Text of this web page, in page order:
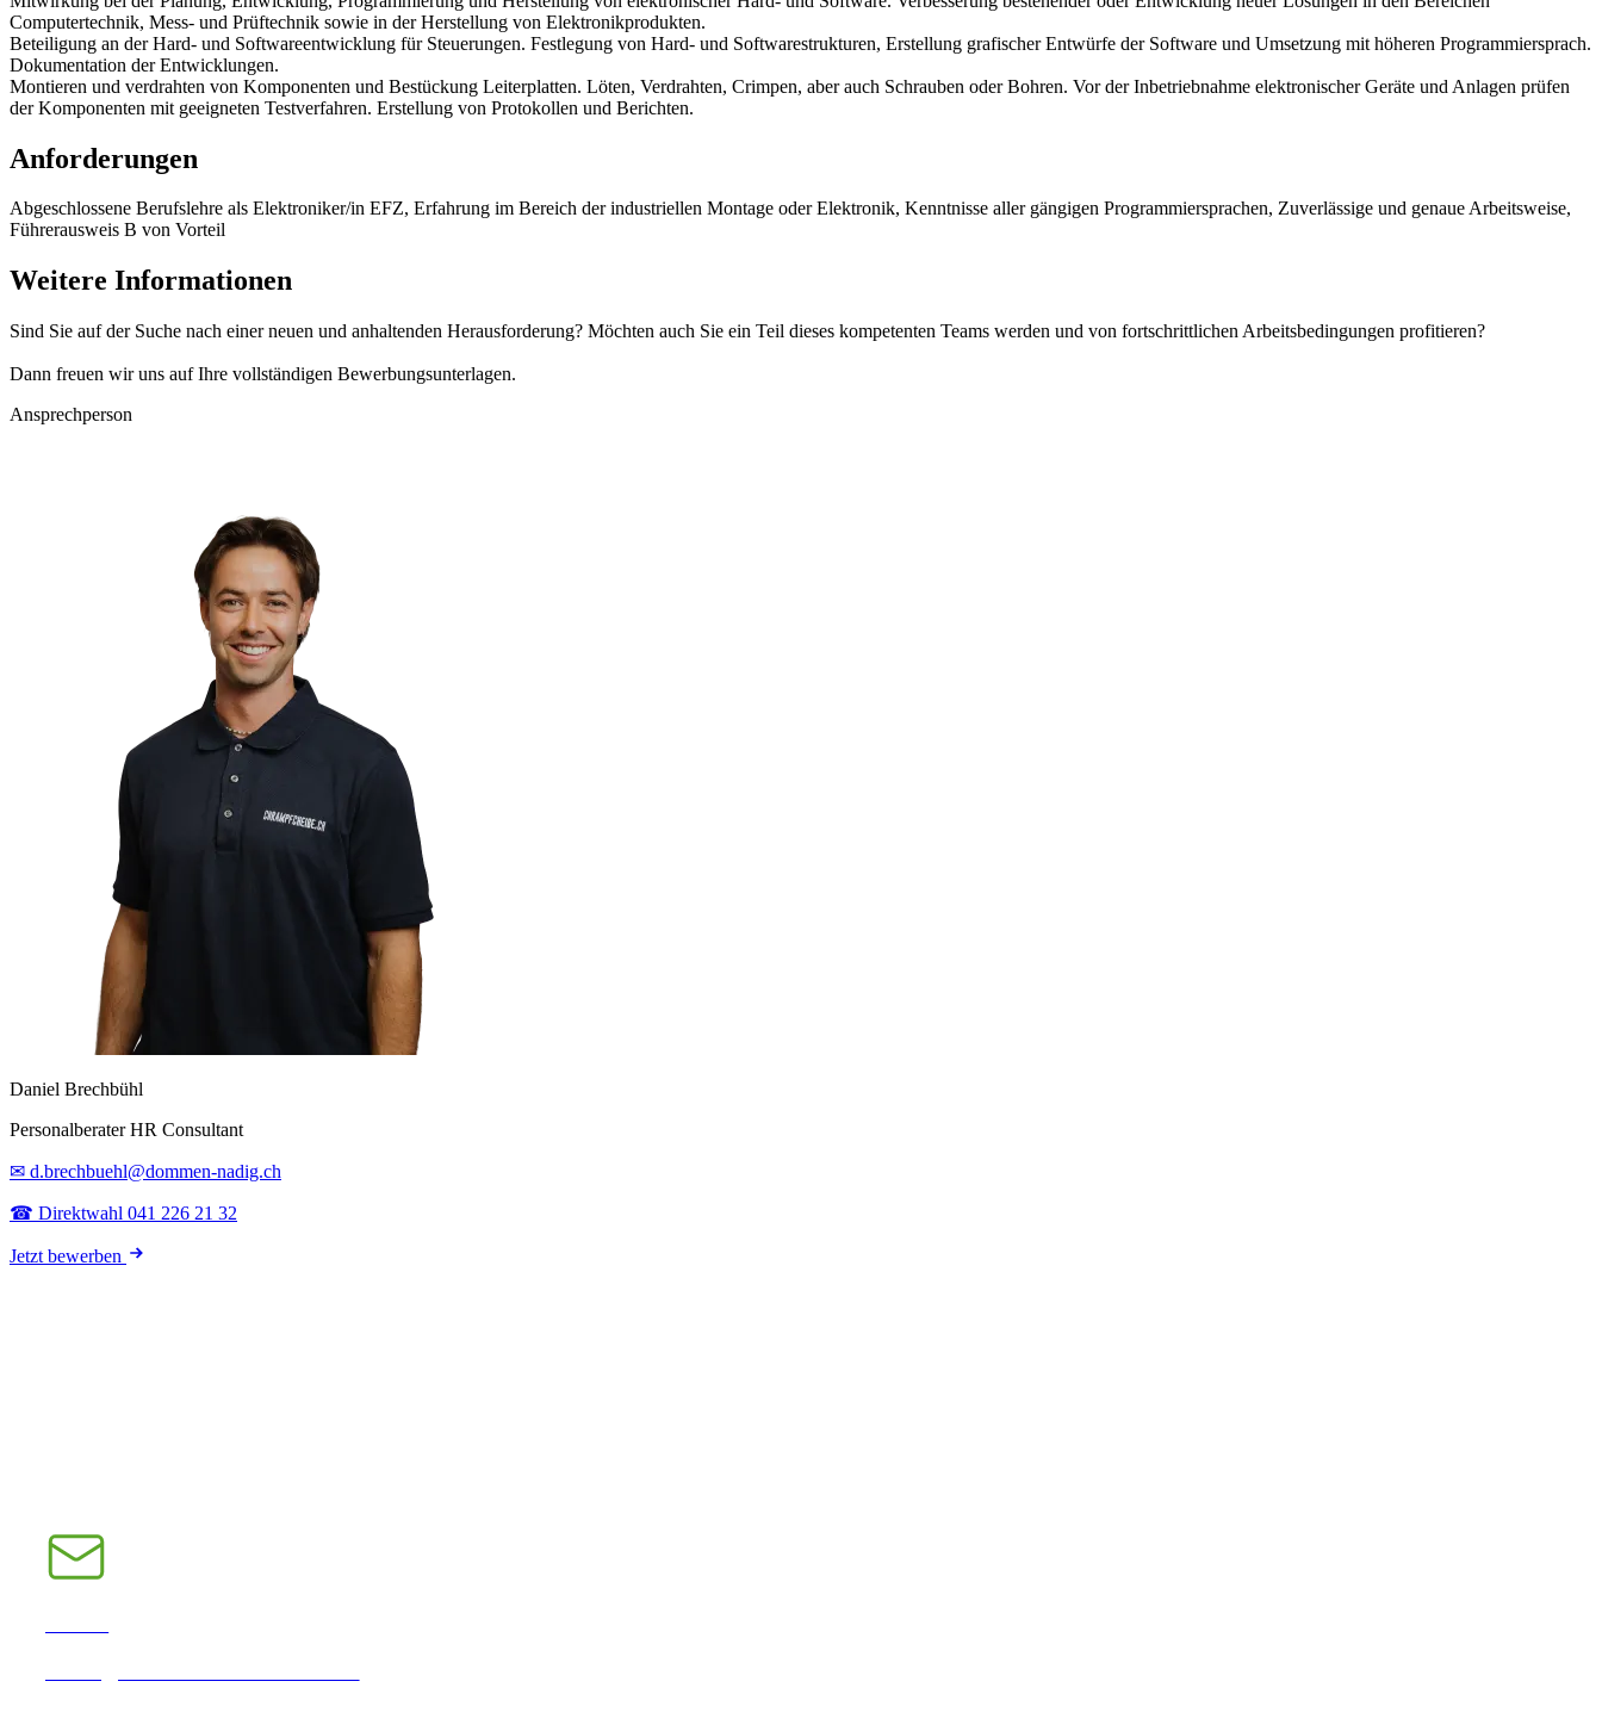
Computertechnik, Mess- und Prüftechnik sowie in der Herstellung von Elektronikprodukten.
Beteiligung an der Hard- und Softwareentwicklung für Steuerungen. Festlegung von Hard- und Softwarestrukturen, Erstellung grafischer Entwürfe der Software und Umsetzung mit höheren Programmiersprach.
Dokumentation der Entwicklungen.
Montieren und verdrahten von Komponenten und Bestückung Leiterplatten. Löten, Verdrahten, Crimpen, aber auch Schrauben oder Bohren. Vor der Inbetriebnahme elektronischer Geräte und Anlagen prüfen
der Komponenten mit geeigneten Testverfahren. Erstellung von Protokollen und Berichten.
Anforderungen
Abgeschlossene Berufslehre als Elektroniker/in EFZ, Erfahrung im Bereich der industriellen Montage oder Elektronik, Kenntnisse aller gängigen Programmiersprachen, Zuverlässige und genaue Arbeitsweise,
Führerausweis B von Vorteil
Weitere Informationen
Sind Sie auf der Suche nach einer neuen und anhaltenden Herausforderung? Möchten auch Sie ein Teil dieses kompetenten Teams werden und von fortschrittlichen Arbeitsbedingungen profitieren?
Dann freuen wir uns auf Ihre vollständigen Bewerbungsunterlagen.
Ansprechperson
Daniel Brechbühl
Personalberater HR Consultant
✉ d.brechbuehl@dommen-nadig.ch
☎ Direktwahl 041 226 21 32
Jetzt bewerben